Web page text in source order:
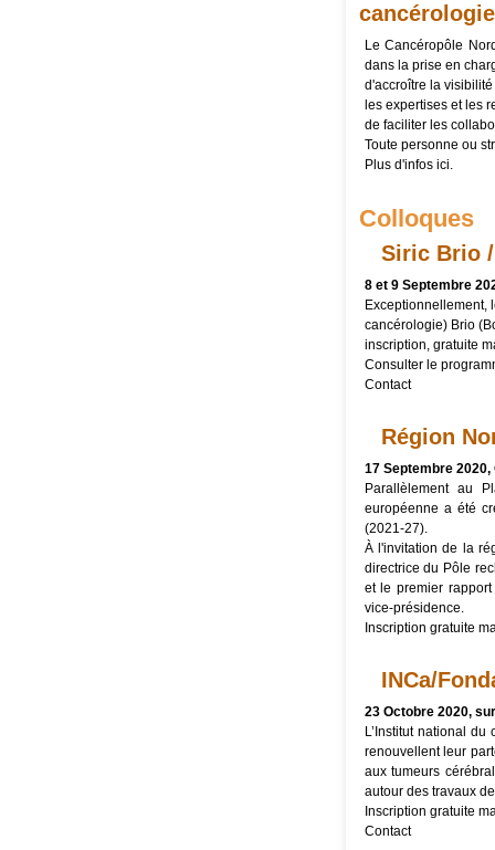
cancérologie
Le Cancéropôle
dans la prise en
d'accroître la
les expertises et les
de faciliter les
Toute personne ou
Plus d'infos ici.
Colloques
Siric Brio
8 et 9 Septembre
Exceptionnellement,
cancérologie) Brio
inscription, gratuite
Consulter le
Contact
Région
17 Septembre 2020,
Parallèlement au
européenne a été
(2021-27).
À l'invitation de la
directrice du Pôle
et le premier
vice-présidence.
Inscription gratuite
INCa/
23 Octobre 2020,
L’Institut national
renouvellent leur
aux tumeurs
autour des travaux
Inscription gratuite
Contact